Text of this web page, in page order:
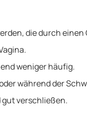
die durch
weniger häufig.
während der
verschließen.